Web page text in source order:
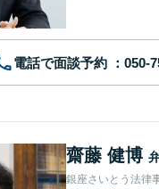
電話で面談予約
齋藤 健博
銀座さいとう法律